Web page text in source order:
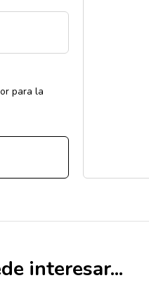
para la
interesar...